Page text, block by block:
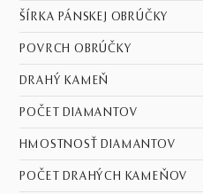
ŠÍRKA PÁNSKEJ OBRÚČKY
POVRCH OBRÚČKY
DRAHÝ KAMEŇ
POČET DIAMANTOV
HMOSTNOSŤ DIAMANTOV
POČET DRAHÝCH KAMEŇOV